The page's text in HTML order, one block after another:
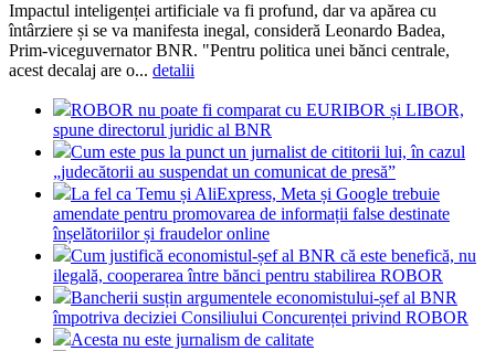
Impactul inteligenței artificiale va fi profund, dar va apărea cu
întârziere și se va manifesta inegal, consideră Leonardo Badea,
Prim-viceguvernator BNR. "Pentru politica unei bănci centrale,
acest decalaj are o... detalii
ROBOR nu poate fi comparat cu EURIBOR și LIBOR,
spune directorul juridic al BNR
Cum este pus la punct un jurnalist de cititorii lui, în cazul
„judecătorii au suspendat un comunicat de presă”
La fel ca Temu și AliExpress, Meta și Google trebuie
amendate pentru promovarea de informații false destinate
înșelătoriilor și fraudelor online
Cum justifică economistul-șef al BNR că este benefică, nu
ilegală, cooperarea între bănci pentru stabilirea ROBOR
Bancherii susțin argumentele economistului-șef al BNR
împotriva deciziei Consiliului Concurenței privind ROBOR
Acesta nu este jurnalism de calitate